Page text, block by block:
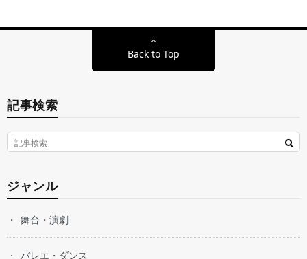
Back to Top
記事検索
ジャンル
舞台・演劇
バレエ・ダンス